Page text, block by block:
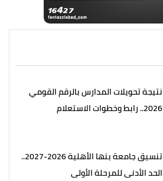
نتيجة تحويلات المدارس بالرقم القومي
2026.. رابط وخطوات الاستعلام
تنسيق جامعة بنها الأهلية 2026-2027..
الحد الأدنى للمرحلة الأولى